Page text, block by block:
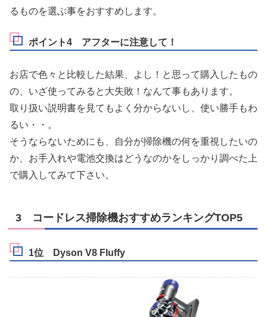
るものを選ぶ事をおすすめ します。
ポイント4 アフターに注意して！
お店で色々と比較した結果、よし！と思って購入したもの
の、いざ使ってみると大失敗！なんて事もあります。
取り扱い説明書を見てもよく分からないし、使い勝手もわ
るい・・。
そうならないためにも、自分が掃除機の何を重視したいの
か、お手入れや電池交換はどうなのかをしっかり調べた上
で購入してみて下さい。
3 コードレス掃除機おすすめランキングTOP5
1位 Dyson V8 Fluffy